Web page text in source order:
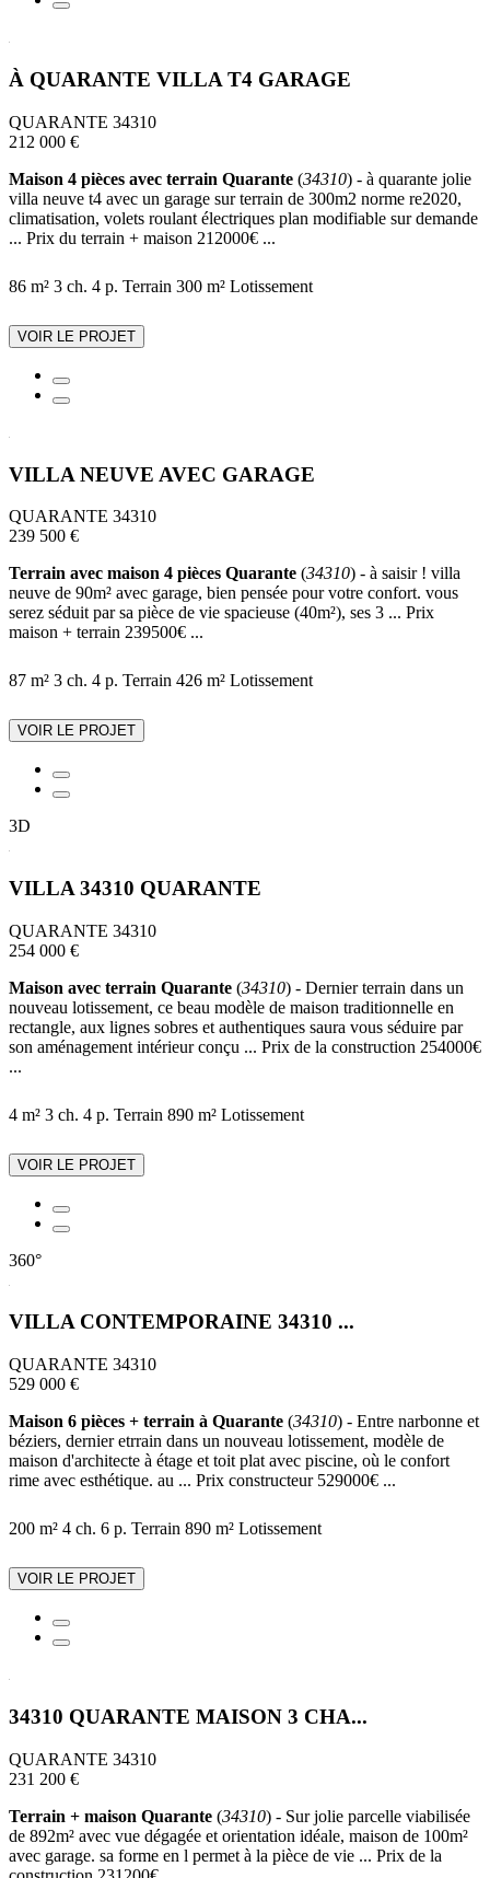
À QUARANTE VILLA T4 GARAGE
QUARANTE 34310
212 000 €
Maison 4 pièces avec terrain Quarante (34310) - à quarante jolie
villa neuve t4 avec un garage sur terrain de 300m2 norme re2020,
climatisation, volets roulant électriques plan modifiable sur demande
... Prix du terrain + maison 212000€ ...
86 m² 3 ch. 4 p. Terrain 300 m² Lotissement
VOIR LE PROJET
VILLA NEUVE AVEC GARAGE
QUARANTE 34310
239 500 €
Terrain avec maison 4 pièces Quarante (34310) - à saisir ! villa
neuve de 90m² avec garage, bien pensée pour votre confort. vous
serez séduit par sa pièce de vie spacieuse (40m²), ses 3 ... Prix
maison + terrain 239500€ ...
87 m² 3 ch. 4 p. Terrain 426 m² Lotissement
VOIR LE PROJET
3D
VILLA 34310 QUARANTE
QUARANTE 34310
254 000 €
Maison avec terrain Quarante (34310) - Dernier terrain dans un
nouveau lotissement, ce beau modèle de maison traditionnelle en
rectangle, aux lignes sobres et authentiques saura vous séduire par
son aménagement intérieur conçu ... Prix de la construction 254000€
...
4 m² 3 ch. 4 p. Terrain 890 m² Lotissement
VOIR LE PROJET
360°
VILLA CONTEMPORAINE 34310 ...
QUARANTE 34310
529 000 €
Maison 6 pièces + terrain à Quarante (34310) - Entre narbonne et
béziers, dernier etrrain dans un nouveau lotissement, modèle de
maison d'architecte à étage et toit plat avec piscine, où le confort
rime avec esthétique. au ... Prix constructeur 529000€ ...
200 m² 4 ch. 6 p. Terrain 890 m² Lotissement
VOIR LE PROJET
34310 QUARANTE MAISON 3 CHA...
QUARANTE 34310
231 200 €
Terrain + maison Quarante (34310) - Sur jolie parcelle viabilisée
de 892m² avec vue dégagée et orientation idéale, maison de 100m²
avec garage. sa forme en l permet à la pièce de vie ... Prix de la